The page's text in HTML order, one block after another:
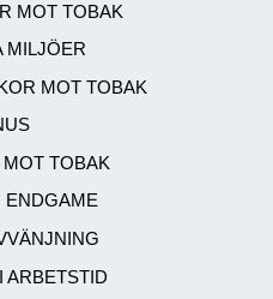
MOT TOBAK
MILJÖER
MOT TOBAK
TOBAK
ENDGAME
ARBETSTID